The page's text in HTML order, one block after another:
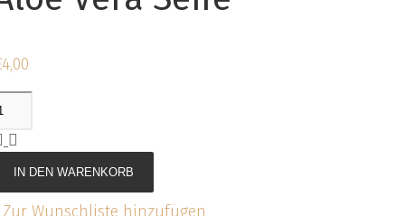
4,00
IN DEN WARENKORB
Zur Wunschliste hinzufügen